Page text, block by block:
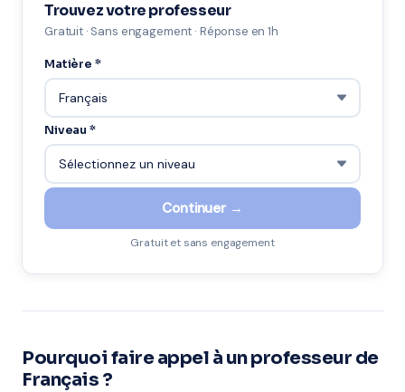
Trouvez votre professeur
Gratuit · Sans engagement · Réponse en 1h
Matière *
Niveau *
Continuer →
Gratuit et sans engagement
Pourquoi faire appel à un professeur de
Français ?